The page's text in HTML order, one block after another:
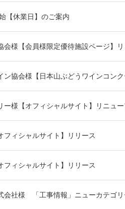
【休業日】のご案内
会様【会員様限定優待施設ページ】
ン協会様【日本山ぶどうワインコン
ー様【オフィシャルサイト】リニュ
フィシャルサイト】リリース
フィシャルサイト】リリース
会社様 「工事情報」ニューカテゴ